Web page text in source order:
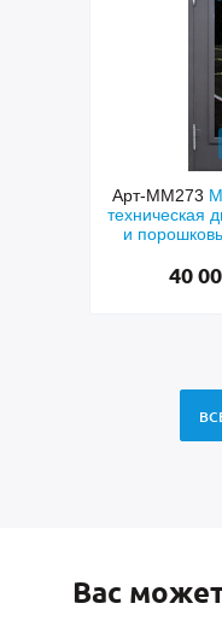
Арт-ММ273
техническая
и
40
Вас